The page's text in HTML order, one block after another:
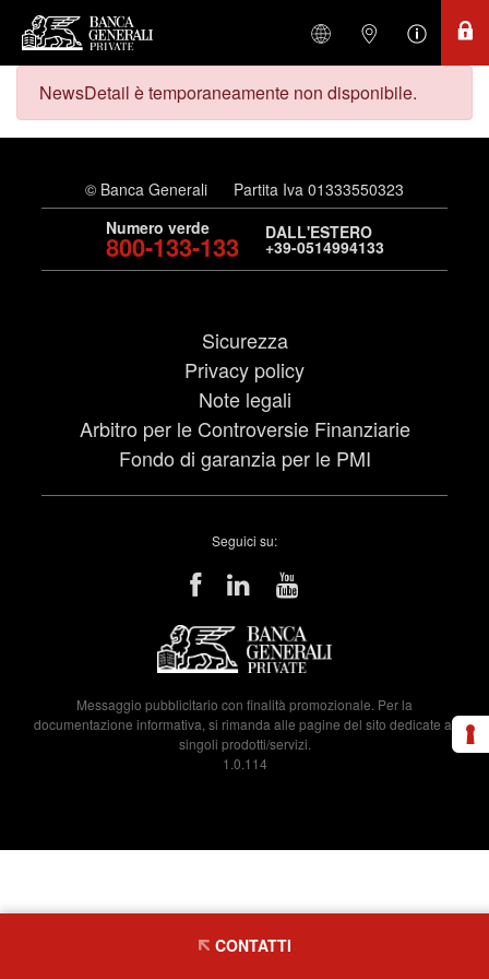
NewsDetail è temporaneamente non disponibile.
© Banca Generali
Partita Iva 01333550323
Numero verde
800-133-133 DALL'ESTERO
+39-0514994133
Sicurezza
Privacy policy
Note legali
Arbitro per le Controversie Finanziarie
Fondo di garanzia per le PMI
Seguici su:
Messaggio pubblicitario con finalità promozionale. Per la
documentazione informativa, si rimanda alle pagine del sito dedicate ai
singoli prodotti/servizi.
1.0.114
CONTATTI